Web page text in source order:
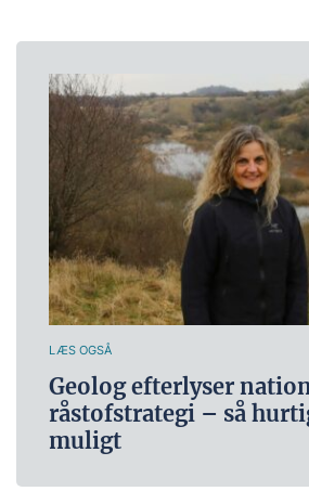
LÆS OGSÅ
Geolog efterlyser
råstofstrategi – så
muligt